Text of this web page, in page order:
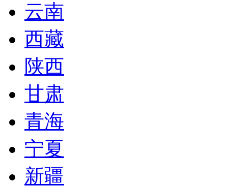
云南
西藏
陕西
甘肃
青海
宁夏
新疆